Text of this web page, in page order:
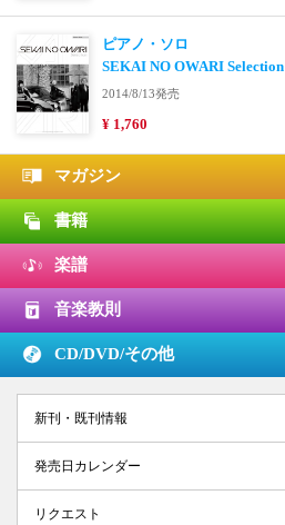
ピアノ・ソロ
SEKAI NO OWARI Selection
2014/8/13発売
¥ 1,760
マガジン
書籍
楽譜
音楽教則
CD/DVD/その他
新刊・既刊情報
発売日カレンダー
リクエスト